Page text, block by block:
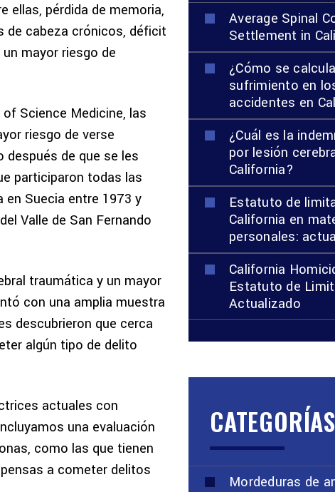
ellas, pérdida de memoria,
de cabeza crónicos, déficit
mayor riesgo de
Science Medicine, las
riesgo de verse
de que se les
participaron todas las
en Suecia entre 1973 y
Valle de San Fernando
traumática y un mayor
con una amplia muestra
descubrieron que cerca
algún tipo de delito
actuales con
una evaluación
como las que tienen
a cometer delitos
Average Spinal
Settlement in
¿Cómo se
sufrimiento en
accidentes en
¿Cuál es la
por lesión
California?
Estatuto de
California en
personales:
California
Estatuto de
Actualizado
CATEGORÍAS
Mordeduras de